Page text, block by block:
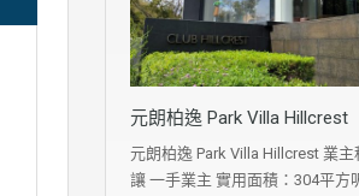
元朗柏逸 Park Villa Hillcrest
元朗柏逸 Park Villa Hillcrest 業主
讓 一手業主 實用面積：304平方